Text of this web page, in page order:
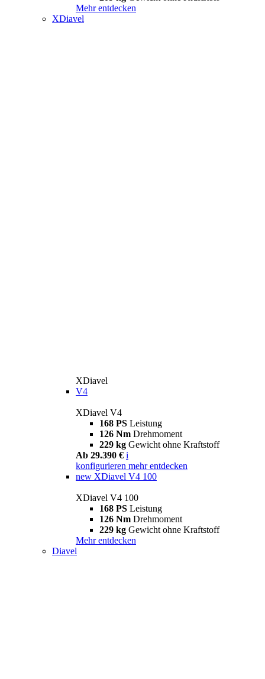
Mehr entdecken
XDiavel
XDiavel
V4
XDiavel V4
168 PS Leistung
126 Nm Drehmoment
229 kg Gewicht ohne Kraftstoff
Ab 29.390 € i
konfigurieren mehr entdecken
new XDiavel V4 100
XDiavel V4 100
168 PS Leistung
126 Nm Drehmoment
229 kg Gewicht ohne Kraftstoff
Mehr entdecken
Diavel